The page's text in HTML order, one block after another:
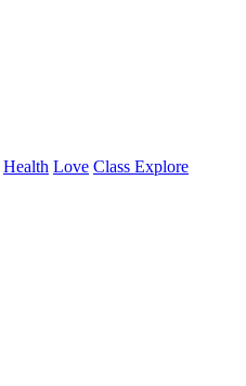
Health Love Class Explore